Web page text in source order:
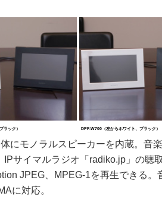
ラック） DPF-W700（左からホワイト、ブラック）
にモノラルスピーカーを内蔵。音
IPサイマルラジオ「radiko.jp」の聴
JPEG、MPEG-1を再生できる。
に対応。